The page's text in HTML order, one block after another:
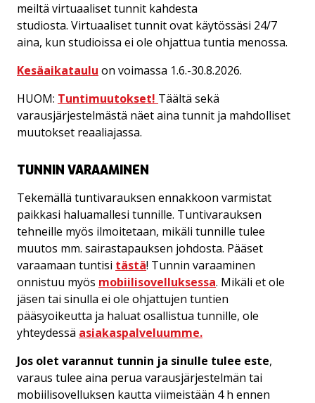
meiltä virtuaaliset tunnit kahdesta
studiosta. Virtuaaliset tunnit ovat käytössäsi 24/7
aina, kun studioissa ei ole ohjattua tuntia menossa.
Kesäaikataulu on voimassa 1.6.-30.8.2026.
HUOM: Tuntimuutokset! Täältä sekä
varausjärjestelmästä näet aina tunnit ja mahdolliset
muutokset reaaliajassa.
TUNNIN VARAAMINEN
Tekemällä tuntivarauksen ennakkoon varmistat
paikkasi haluamallesi tunnille. Tuntivarauksen
tehneille myös ilmoitetaan, mikäli tunnille tulee
muutos mm. sairastapauksen johdosta. Pääset
varaamaan tuntisi tästä! Tunnin varaaminen
onnistuu myös mobiilisovelluksessa. Mikäli et ole
jäsen tai sinulla ei ole ohjattujen tuntien
pääsyoikeutta ja haluat osallistua tunnille, ole
yhteydessä asiakaspalveluumme.
Jos olet varannut tunnin ja sinulle tulee este,
varaus tulee aina perua varausjärjestelmän tai
mobiilisovelluksen kautta viimeistään 4 h ennen
VALMENNUS
PALAUTUMINEN
IWALL